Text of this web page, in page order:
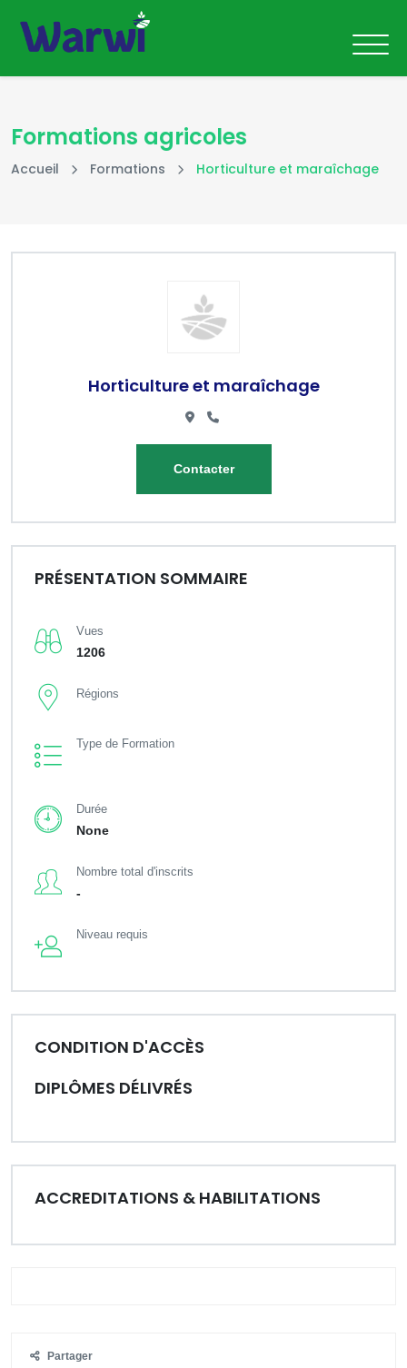
Formations agricoles
Accueil Formations Horticulture et maraîchage
Horticulture et maraîchage
Contacter
PRÉSENTATION SOMMAIRE
Vues
1206
Régions
Type de Formation
Durée
None
Nombre total d'inscrits
-
Niveau requis
CONDITION D'ACCÈS
DIPLÔMES DÉLIVRÉS
ACCREDITATIONS & HABILITATIONS
Partager